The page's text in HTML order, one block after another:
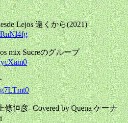
Lejos 遠くから(2021)
mix Sucreのグループ
恒彦- Covered by Quena ケーナ